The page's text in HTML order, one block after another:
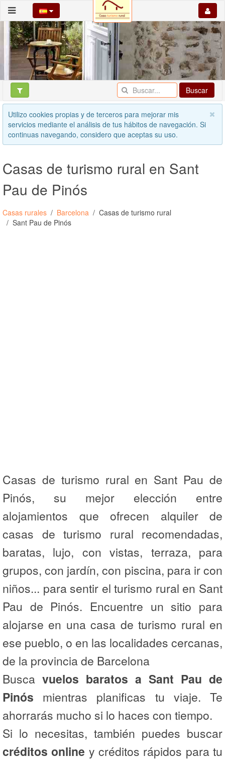
Buscar
Utilizo cookies propias y de terceros para mejorar mis
servicios mediante el análisis de tus hábitos de navegación. Si
continuas navegando, considero que aceptas su uso.
Casas de turismo rural en Sant
Pau de Pinós
Casas rurales Barcelona
Casas de turismo rural
Sant Pau de Pinós
Casas de turismo rural en Sant Pau de
Pinós, su mejor elección entre
alojamientos que ofrecen alquiler de
casas de turismo rural recomendadas,
baratas, lujo, con vistas, terraza, para
grupos, con jardín, con piscina, para ir con
niños... para sentir el turismo rural en Sant
Pau de Pinós. Encuentre un sitio para
alojarse en una casa de turismo rural en
ese pueblo, o en las localidades cercanas,
de la provincia de Barcelona
Busca vuelos baratos a Sant Pau de
Pinós mientras planificas tu viaje. Te
ahorrarás mucho si lo haces con tiempo.
Si lo necesitas, también puedes buscar
créditos online y créditos rápidos para tu